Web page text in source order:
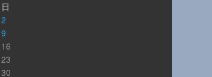
日
2
9
16
23
30